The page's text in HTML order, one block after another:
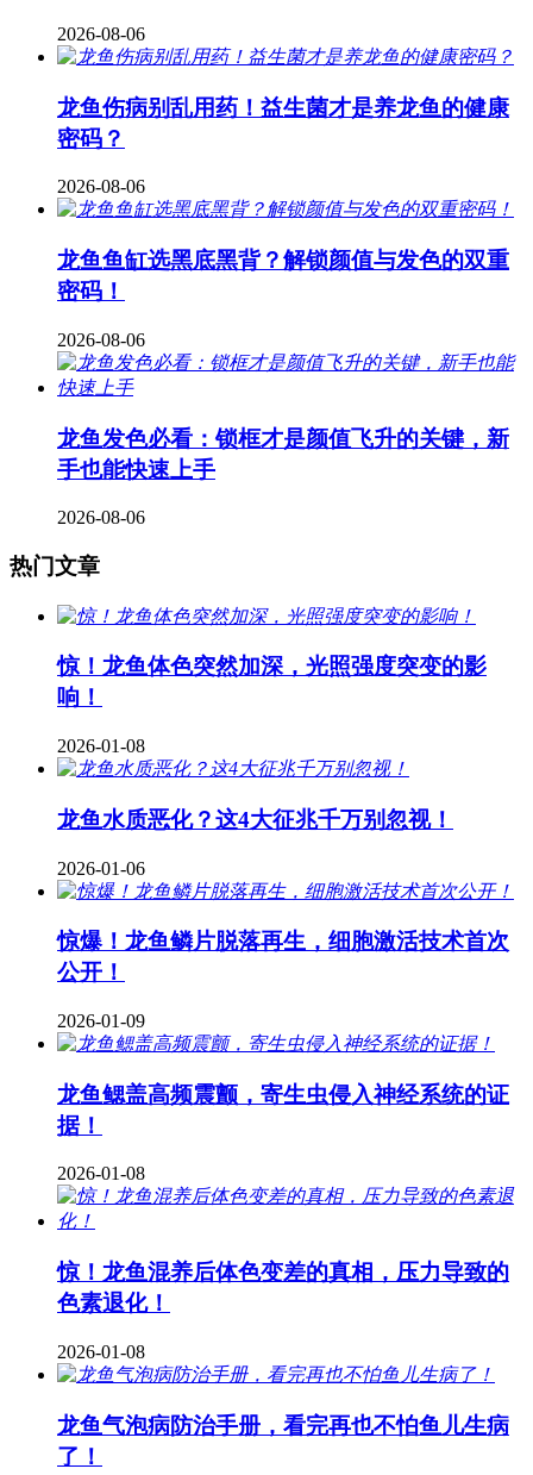
2026-08-06
龙鱼伤病别乱用药！益生菌才是养龙鱼的健康
密码？
2026-08-06
龙鱼鱼缸选黑底黑背？解锁颜值与发色的双重
密码！
2026-08-06
龙鱼发色必看：锁框才是颜值飞升的关键，新
手也能快速上手
2026-08-06
热门文章
惊！龙鱼体色突然加深，光照强度突变的影
响！
2026-01-08
龙鱼水质恶化？这4大征兆千万别忽视！
2026-01-06
惊爆！龙鱼鳞片脱落再生，细胞激活技术首次
公开！
2026-01-09
龙鱼鳃盖高频震颤，寄生虫侵入神经系统的证
据！
2026-01-08
惊！龙鱼混养后体色变差的真相，压力导致的
色素退化！
2026-01-08
龙鱼气泡病防治手册，看完再也不怕鱼儿生病
了！